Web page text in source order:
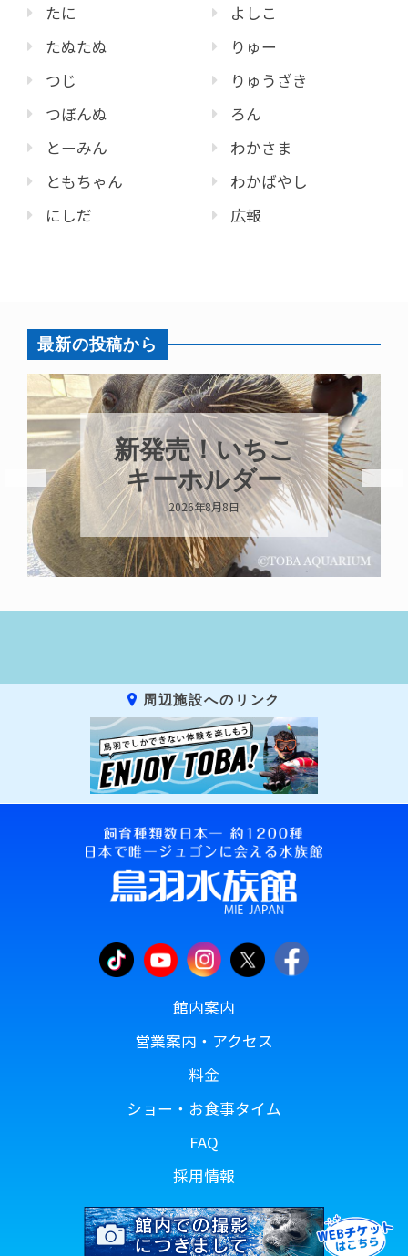
たに
たぬたぬ
つじ
つぼんぬ
とーみん
ともちゃん
にしだ
よしこ
りゅー
りゅうざき
ろん
わかさま
わかばやし
広報
最新の投稿から
新発売！いちこ
キーホルダー
2026年8月8日
周辺施設へのリンク
館内案内
営業案内・アクセス
料金
ショー・お食事タイム
FAQ
採用情報